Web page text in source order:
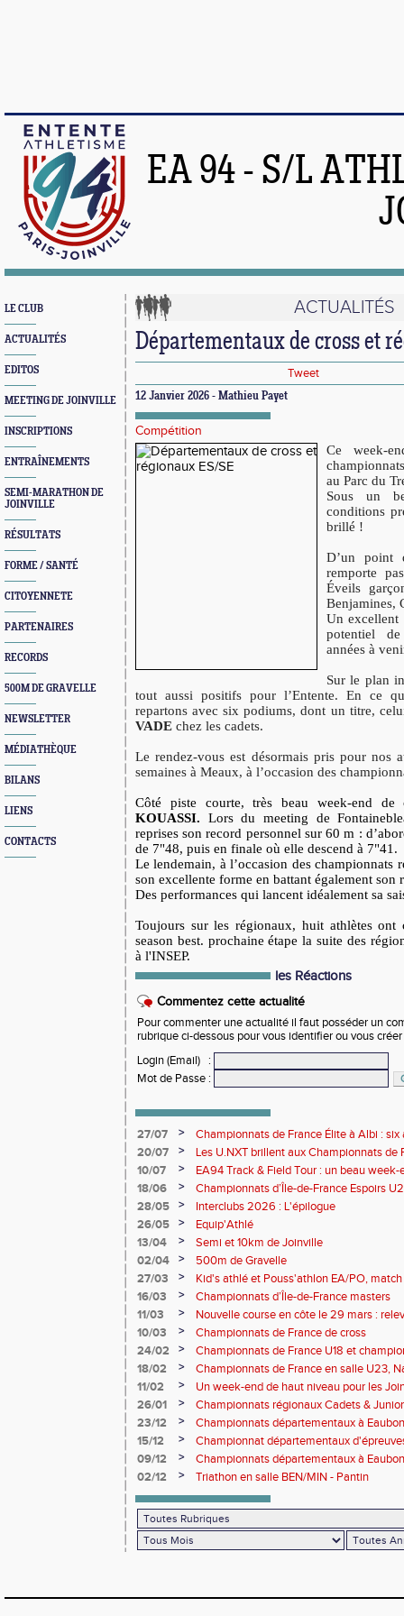
EA 94 - S/L
LE CLUB
ACTUALITÉS
EDITOS
MEETING DE JOINVILLE
INSCRIPTIONS
ENTRAÎNEMENTS
SEMI-MARATHON DE
JOINVILLE
RÉSULTATS
FORME / SANTÉ
CITOYENNETE
PARTENAIRES
RECORDS
500M DE GRAVELLE
NEWSLETTER
MÉDIATHÈQUE
BILANS
LIENS
CONTACTS
ACTUALITÉS
Départementaux de cross et
Tweet
12 Janvier 2026 - Mathieu Payet
Compétition
Ce week-
au Parc du
Sous un
conditions
brillé !
D’un point
remporte
Éveils
Benjamines,
Un
potentiel
années à
Sur le plan
tout aussi positifs pour l’Entente. En ce
repartons avec six podiums, dont un titre,
VADE chez les cadets.
Le rendez-vous est désormais pris pour nos
semaines à Meaux, à l’occasion des
Côté piste courte, très beau week-end de
KOUASSI. Lors du meeting de
reprises son record personnel sur 60 m :
de 7"48, puis en finale où elle descend à 7"41.
Le lendemain, à l’occasion des championnats
son excellente forme en battant également
Des performances qui lancent idéalement sa
Toujours sur les régionaux, huit athlètes
season best. prochaine étape la suite des
à l'INSEP.
les Réactions
Commentez cette actualité
Pour commenter une actualité il faut posséder un
rubrique ci-dessous pour vous identifier ou vous
Login (Email)
:
Mot de Passe :
27/07 >
Championnats de France Élite à Albi :
rendez-vous de l'élite nationale
20/07 >
Les U.NXT brillent aux Championnats de
une pluie de performances
10/07 >
EA94 Track & Field Tour : un beau
18/06
>
Championnats d’Île-de-France Espoirs
28/05
>
Interclubs 2026 : L'épilogue
26/05
>
Equip'Athlé
13/04
>
Semi et 10km de Joinville
02/04
>
500m de Gravelle
27/03
>
Kid's athlé et Pouss'athlon EA/PO,
championnat LIFA épreuves combinées
16/03 >
Championnats d’Île-de-France masters
11/03
>
Nouvelle course en côte le 29 mars :
10/03
>
Championnats de France de cross
24/02
>
Championnats de France U18 et
Lancers Long
18/02 >
Championnats de France en salle U23,
de cross-country
11/02 >
Un week-end de haut niveau pour les
26/01
>
Championnats régionaux Cadets &
performances avant le Meeting de Paris
23/12 >
Championnats départementaux à
15/12
>
Championnat départementaux
09/12
>
Championnats départementaux à
02/12
> Triathon en salle BEN/MIN - Pantin